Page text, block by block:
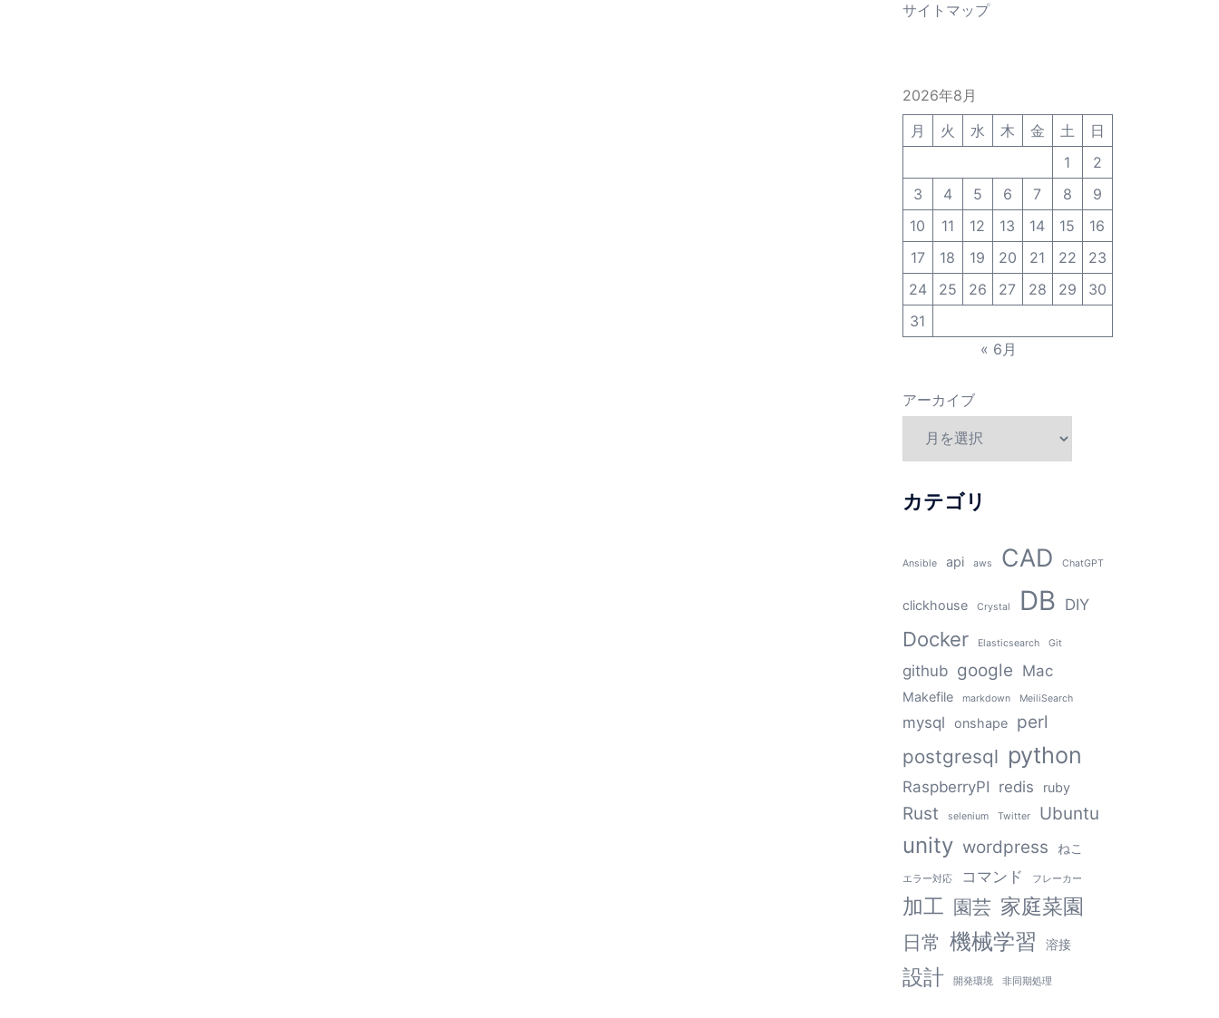
サイトマップ
2026年8月
月
火 水 木 金 土
日
1
2
3
4 5 6 7 8
9
10
11 12 13 14 15
16
17
18 19 20 21 22
23
24
25 26 27 28 29
30
31
« 6月
アーカイブ
カテゴリ
Ansible api aws CAD ChatGPT
clickhouse Crystal DB DIY
Docker Elasticsearch Git
github google Mac
Makefile markdown MeiliSearch
mysql onshape perl
postgresql python
RaspberryPI redis ruby
Rust selenium Twitter Ubuntu
unity wordpress ねこ
エラー対応 コマンド フレーカー
加工 園芸 家庭菜園
日常 機械学習 溶接
設計 開発環境 非同期処理